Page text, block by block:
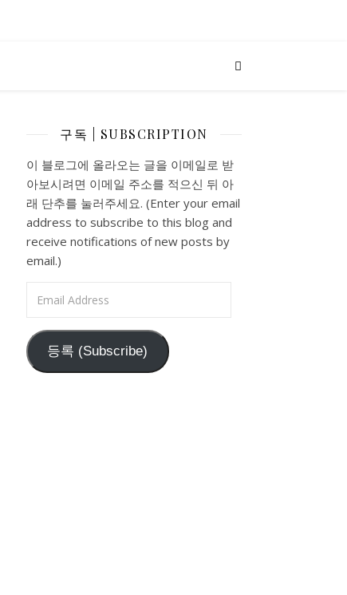
구독 | SUBSCRIPTION
이 블로그에 올라오는 글을 이메일로 받
아보시려면 이메일 주소를 적으신 뒤 아
래 단추를 눌러주세요. (Enter your email
address to subscribe to this blog and
receive notifications of new posts by
email.)
등록 (Subscribe)